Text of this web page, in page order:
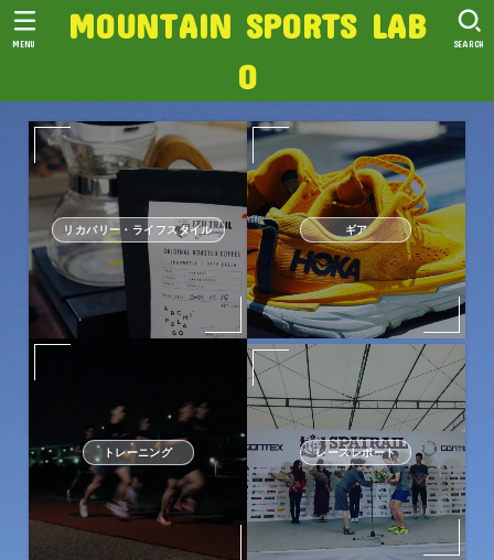
MOUNTAIN SPORTS LAB
O
SEARCH
MENU
リカバリー・ライフスタイル ギア
トレーニング レースレポート